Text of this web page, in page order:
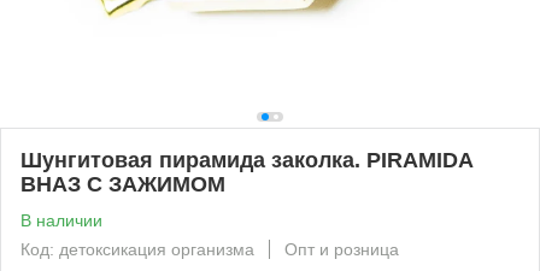
Шунгитовая пирамида заколка. PIRAMIDA
ВНАЗ С ЗАЖИМОМ
В наличии
Код: детоксикация организма
Опт и розница